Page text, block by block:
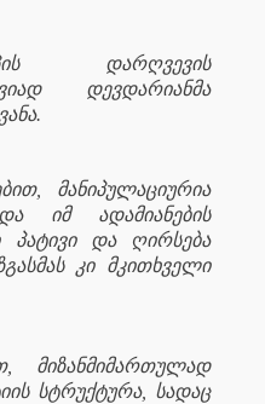
დარღვევის
დევდარიანმა
მანიპულაციურია
იმ ადამიანების
პატივი და ღირსება
კი მკითხველი
მიზანმიმართულად
სტრუქტურა, სადაც